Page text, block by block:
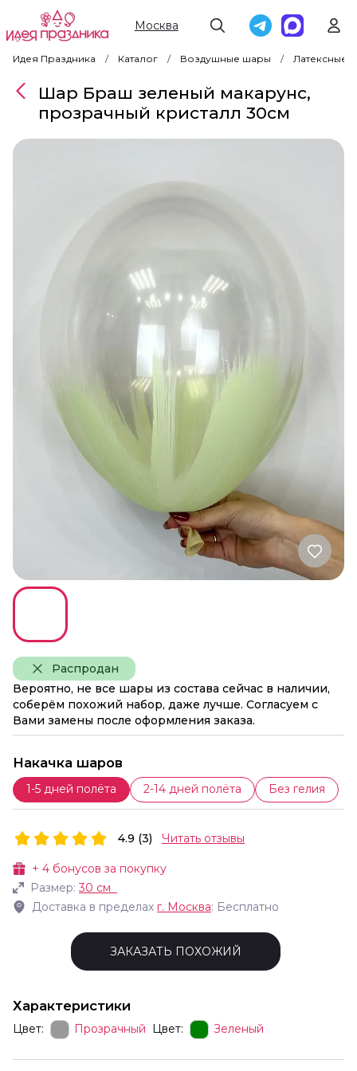
Москва
Идея Праздника Каталог Воздушные шары Латексные
Распродан
Вероятно, не все шары из состава сейчас в наличии,
соберём похожий набор, даже лучше. Согласуем с
Вами замены после оформления заказа.
Накачка шаров
1-5 дней полёта 2-14 дней полёта Без гелия
Шар Браш зеленый макарунс,
прозрачный кристалл 30см
+ 4 бонусов за покупку
Размер:30 см
Доставка в пределах г. Москва: Бесплатно
4.9 (3) Читать отзывы
ЗАКАЗАТЬ ПОХОЖИЙ
Характеристики
Цвет: Прозрачный Цвет: Зеленый